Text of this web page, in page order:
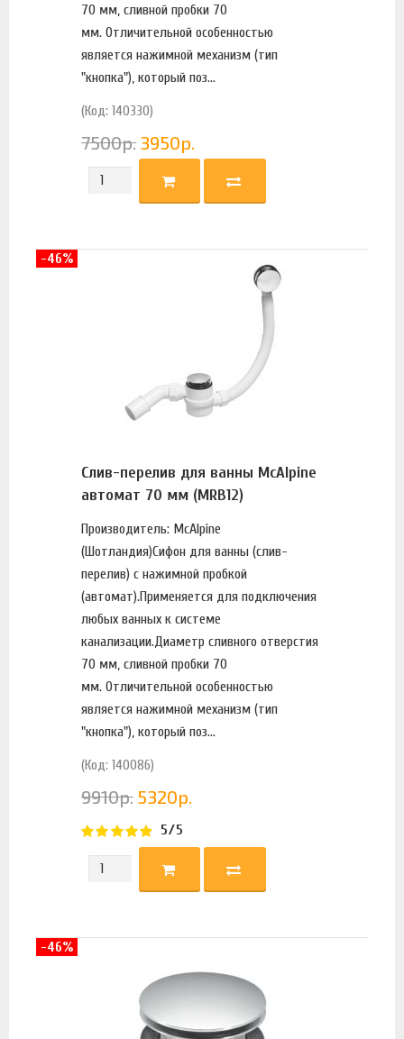
70 мм, сливной пробки 70
мм. Отличительной особенностью
является нажимной механизм (тип
"кнопка"), который поз...
(Код: 140330)
7500р. 3950р.
Слив-перелив для ванны McAlpine
автомат 70 мм (MRB12)
Производитель: McAlpine
(Шотландия)Сифон для ванны (слив-
перелив) с нажимной пробкой
(автомат).Применяется для подключения
любых ванных к системе
канализации.Диаметр сливного отверстия
70 мм, сливной пробки 70
мм. Отличительной особенностью
является нажимной механизм (тип
"кнопка"), который поз...
(Код: 140086)
9910р. 5320р.
5/5
-46%
-46%